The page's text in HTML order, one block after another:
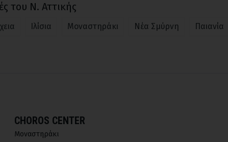
του Ν. Αττικής
Ιλίσια Μοναστηράκι Νέα Σμύρνη Παιανία
CHOROS CENTER
Μοναστηράκι